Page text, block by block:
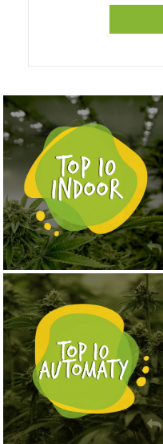
NASIONA MARIHUANY TOP 10 INDOOR
KUP TERAZ
NASIONA MARIHUANY TOP 10
KUP TERAZ